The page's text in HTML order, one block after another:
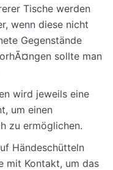
Tische werden
wenn diese nicht
Gegenstände
sollte man
wird jeweils eine
um einen
zu ermöglichen.
Händeschütteln
mit Kontakt, um das